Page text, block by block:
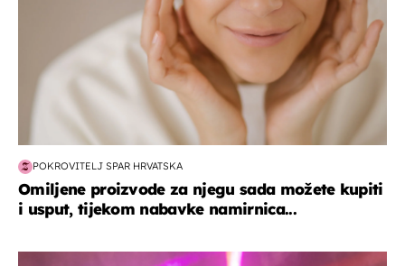
POKROVITELJ SPAR HRVATSKA
Omiljene proizvode za njegu sada možete kupiti
i usput, tijekom nabavke namirnica...